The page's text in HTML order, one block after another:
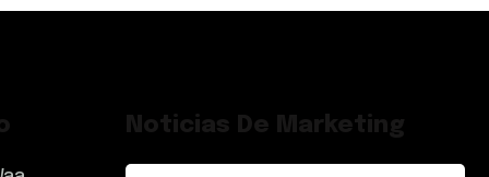
Noticias De Marketing